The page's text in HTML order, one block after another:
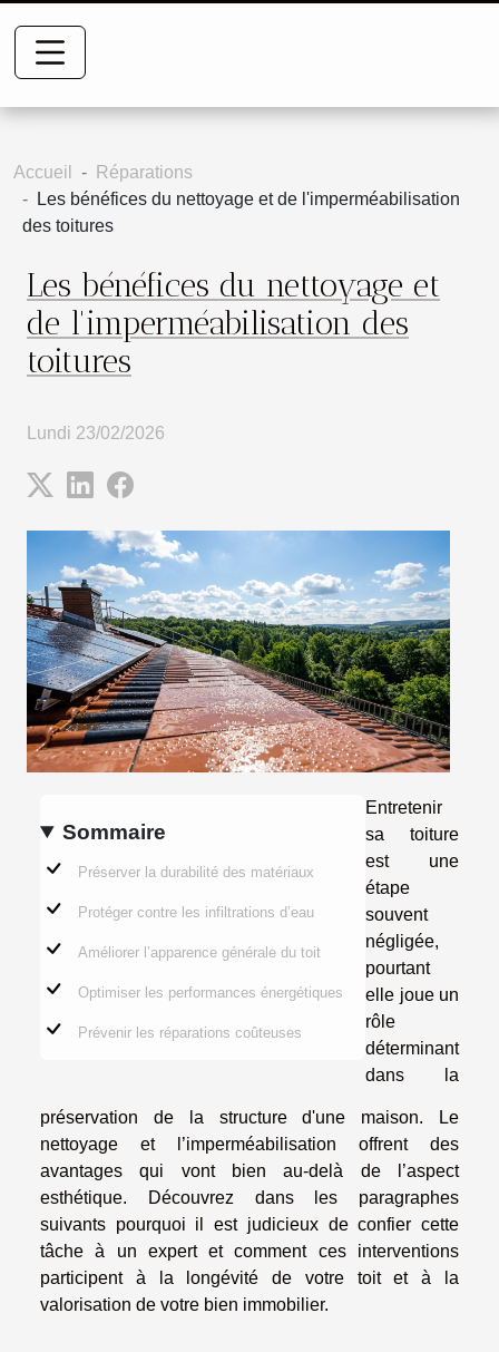
Accueil
Réparations
Les bénéfices du nettoyage et de l'imperméabilisation
des toitures
Les bénéfices du nettoyage et
de l'imperméabilisation des
toitures
Lundi 23/02/2026
Sommaire
Préserver la durabilité des matériaux
Protéger contre les infiltrations d’eau
Améliorer l’apparence générale du toit
Optimiser les performances énergétiques
Prévenir les réparations coûteuses
Entretenir
sa toiture
est une
étape
souvent
négligée,
pourtant
elle joue un
rôle
déterminant
dans la
préservation de la structure d'une maison. Le
nettoyage et l’imperméabilisation offrent des
avantages qui vont bien au-delà de l’aspect
esthétique. Découvrez dans les paragraphes
suivants pourquoi il est judicieux de confier cette
tâche à un expert et comment ces interventions
participent à la longévité de votre toit et à la
valorisation de votre bien immobilier.